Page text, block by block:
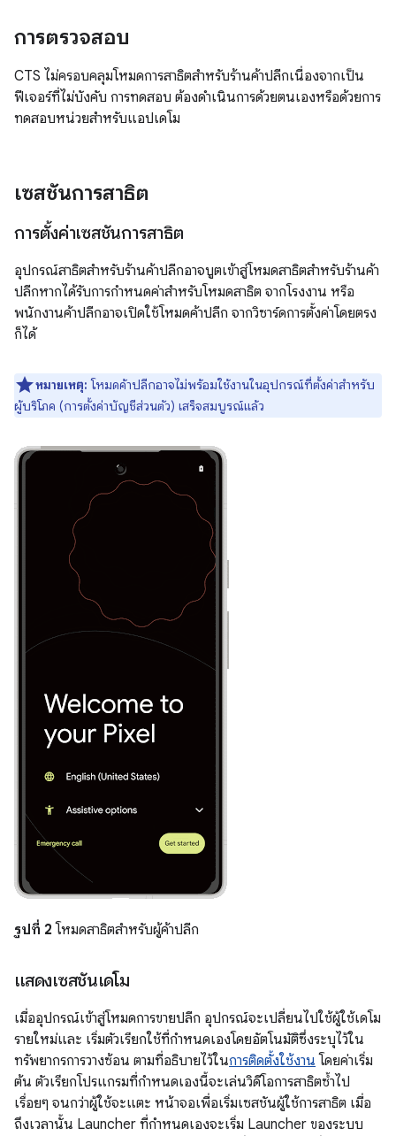
การตรวจสอบ
CTS ไม่ครอบคลุมโหมดการสาธิตสำหรับร้านค้าปลีกเนื่องจากเป็น
ฟีเจอร์ที่ไม่บังคับ การทดสอบ ต้องดำเนินการด้วยตนเองหรือด้วยการ
ทดสอบหน่วยสำหรับแอปเดโม
เซสชันการสาธิต
การตั้งค่าเซสชันการสาธิต
อุปกรณ์สาธิตสำหรับร้านค้าปลีกอาจบูตเข้าสู่โหมดสาธิตสำหรับร้านค้า
ปลีกหากได้รับการกำหนดค่าสำหรับโหมดสาธิต จากโรงงาน หรือ
พนักงานค้าปลีกอาจเปิดใช้โหมดค้าปลีก จากวิซาร์ดการตั้งค่าโดยตรง
ก็ได้
หมายเหตุ: โหมดค้าปลีกอาจไม่พร้อมใช้งานในอุปกรณ์ที่ตั้งค่าสำหรับ
ผู้บริโภค (การตั้งค่าบัญชีส่วนตัว) เสร็จสมบูรณ์แล้ว
รูปที่ 2 โหมดสาธิตสำหรับผู้ค้าปลีก
แสดงเซสชันเดโม
เมื่ออุปกรณ์เข้าสู่โหมดการขายปลีก อุปกรณ์จะเปลี่ยนไปใช้ผู้ใช้เดโม
รายใหม่และ เริ่มตัวเรียกใช้ที่กำหนดเองโดยอัตโนมัติซึ่งระบุไว้ใน
ทรัพยากรการวางซ้อน ตามที่อธิบายไว้ในการติดตั้งใช้งาน โดยค่าเริ่ม
ต้น ตัวเรียกโปรแกรมที่กำหนดเองนี้จะเล่นวิดีโอการสาธิตซ้ำไป
เรื่อยๆ จนกว่าผู้ใช้จะแตะ หน้าจอเพื่อเริ่มเซสชันผู้ใช้การสาธิต เมื่อ
ถึงเวลานั้น Launcher ที่กำหนดเองจะเริ่ม Launcher ของระบบ